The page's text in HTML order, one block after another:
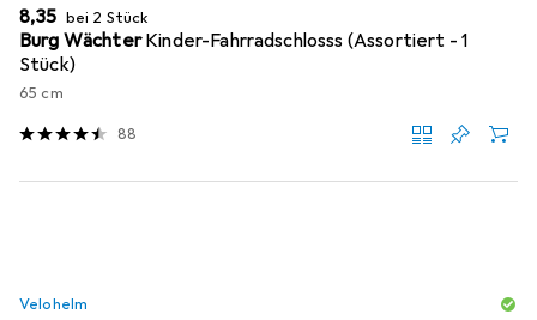
EUR
8,35 bei 2 Stück
Burg Wächter Kinder-Fahrradschlosss (Assortiert - 1
Stück)
65 cm
88
Velohelm